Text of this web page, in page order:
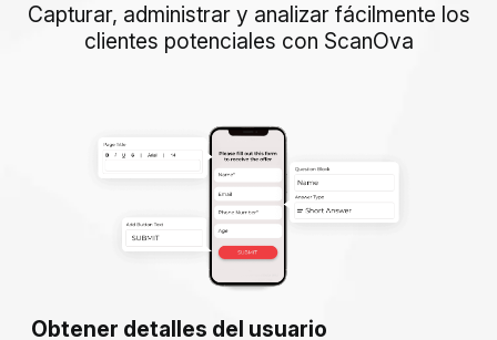
Capturar, administrar y analizar fácilmente los
clientes potenciales con ScanOva
Obtener detalles del usuario